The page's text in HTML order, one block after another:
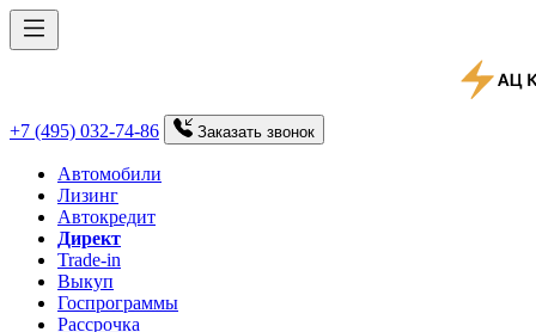
+7 (495) 032-74-86 Заказать звонок
Автомобили
Лизинг
Автокредит
Директ
Trade-in
Выкуп
Госпрограммы
Рассрочка